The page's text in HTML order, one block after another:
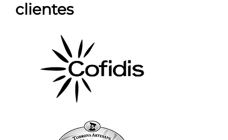
clientes